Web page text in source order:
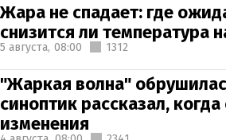
Жара не спадает: где
снизится ли температура
5 августа, 08:00 1312
"Жаркая волна"
синоптик рассказал,
изменения